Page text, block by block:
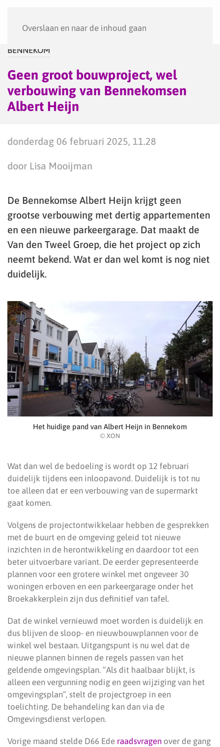
Overslaan en naar de inhoud gaan
BENNEKOM
Geen groot bouwproject, wel
verbouwing van Bennekomsen
Albert Heijn
donderdag 06 februari 2025, 11.28
door Lisa Mooijman
De Bennekomse Albert Heijn krijgt geen
grootse verbouwing met dertig appartementen
en een nieuwe parkeergarage. Dat maakt de
Van den Tweel Groep, die het project op zich
neemt bekend. Wat er dan wel komt is nog niet
duidelijk.
Het huidige pand van Albert Heijn in Bennekom
© XON
Wat dan wel de bedoeling is wordt op 12 februari
duidelijk tijdens een inloopavond. Duidelijk is tot nu
toe alleen dat er een verbouwing van de supermarkt
gaat komen.
Volgens de projectontwikkelaar hebben de gesprekken
met de buurt en de omgeving geleid tot nieuwe
inzichten in de herontwikkeling en daardoor tot een
beter uitvoerbare variant. De eerder gepresenteerde
plannen voor een grotere winkel met ongeveer 30
woningen erboven en een parkeergarage onder het
Broekakkerplein zijn dus definitief van tafel.
Dat de winkel vernieuwd moet worden is duidelijk en
dus blijven de sloop- en nieuwbouwplannen voor de
winkel wel bestaan. Uitgangspunt is nu wel dat de
nieuwe plannen binnen de regels passen van het
geldende omgevingsplan. “Als dit haalbaar blijkt, is
alleen een vergunning nodig en geen wijziging van het
omgevingsplan”, stelt de projectgroep in een
toelichting. De behandeling kan dan via de
Omgevingsdienst verlopen.
Vorige maand stelde D66 Ede raadsvragen over de gang